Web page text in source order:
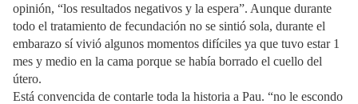
opinión, “los resultados negativos y la espera”. Aunque durante
todo el tratamiento de fecundación no se sintió sola, durante el
embarazo sí vivió algunos momentos difíciles ya que tuvo estar 1
mes y medio en la cama porque se había borrado el cuello del
útero.
Está convencida de contarle toda la historia a Pau. “no le escondo